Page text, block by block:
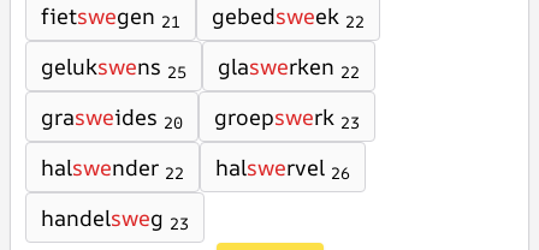
fietswegen 21 gebedsweek 22
gelukswens 25 glaswerken 22
grasweides 20 groepswerk 23
halswender 22 halswervel 26
handelsweg 23